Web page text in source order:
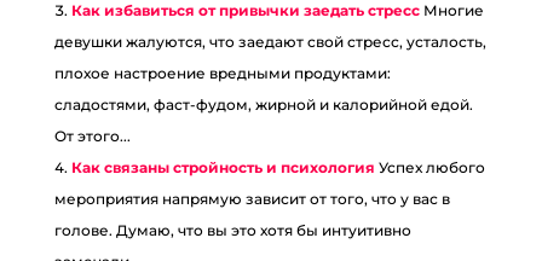
Как избавиться от привычки заедать стресс Многие
девушки жалуются, что заедают свой стресс, усталость,
плохое настроение вредными продуктами:
сладостями, фаст-фудом, жирной и калорийной едой.
От этого...
Как связаны стройность и психология Успех любого
мероприятия напрямую зависит от того, что у вас в
голове. Думаю, что вы это хотя бы интуитивно